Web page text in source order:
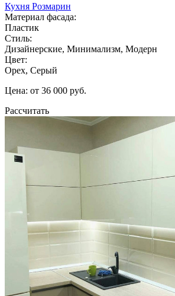
Кухня Розмарин
Материал фасада:
Пластик
Стиль:
Дизайнерские, Минимализм, Модерн
Цвет:
Орех, Серый
Цена: от 36 000 руб.
Рассчитать